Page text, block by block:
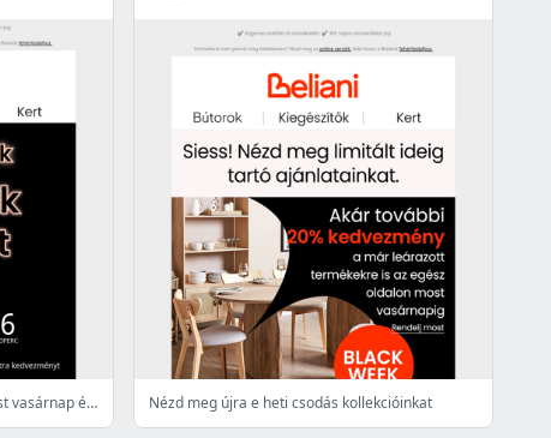
3-at fizet, 4-et vihet ajánlatunk most vasárnap ér véget ⏰ Nézd meg újra e heti csodás kollekcióinkat